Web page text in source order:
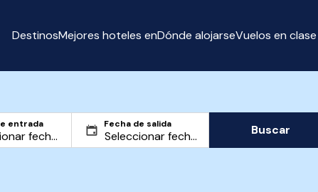
DestinosMejores hoteles enDónde alojarseVuelos en
entrada Fecha de salida Buscar